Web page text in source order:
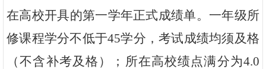
在高校开具的第一学年正式成绩单。一年级所
修课程学分不低于45学分，考试成绩均须及格
（不含补考及格）；所在高校绩点满分为4.0